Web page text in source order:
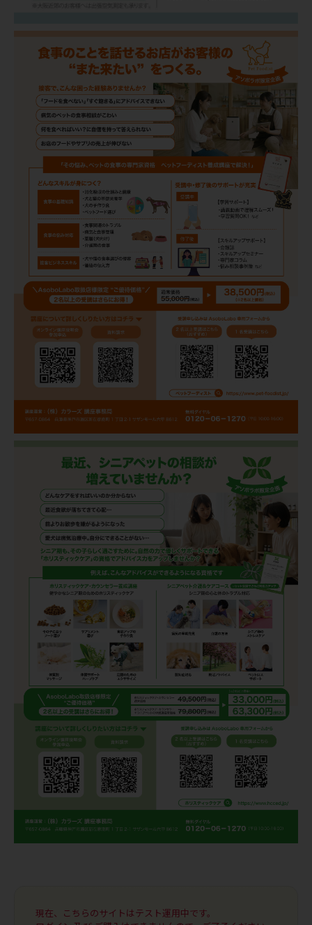
現在、こちらのサイトはテスト運用中です。